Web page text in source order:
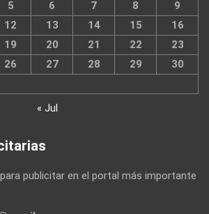
5 6 7 8
9
12 13 14 15
16
19 20 21 22
23
26 27 28 29
30
« Jul
publicitar en el portal más importante